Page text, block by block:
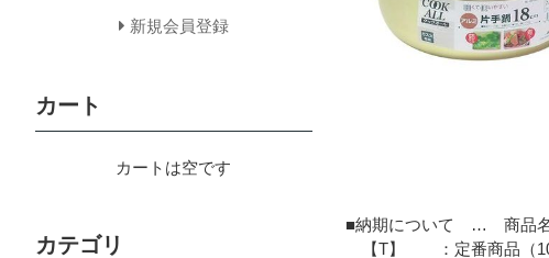
■納期について … 商品名
【T】 ：定番商品（10
新規会員登録
カート
カートは空です
カテゴリ